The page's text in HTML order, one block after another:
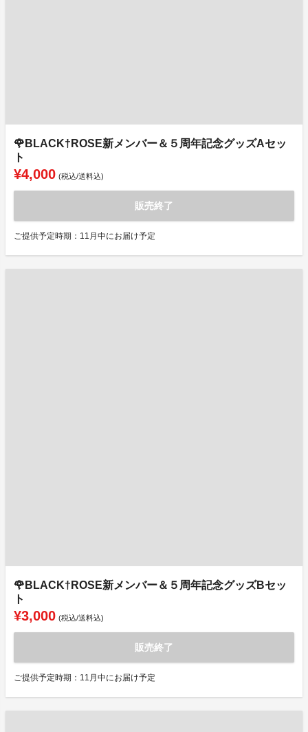
🌹BLACK†ROSE新メンバー＆５周年記念グッズAセッ
ト
¥4,000 (税込/送料込)
販売終了
ご提供予定時期：11月中にお届け予定
🌹BLACK†ROSE新メンバー＆５周年記念グッズBセッ
ト
¥3,000 (税込/送料込)
販売終了
ご提供予定時期：11月中にお届け予定